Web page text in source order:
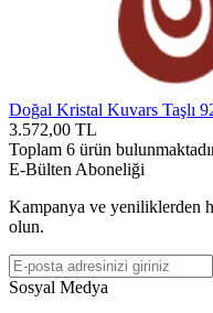
Doğal Kristal Kuvars Taşlı
3.572,00 TL
Toplam 6 ürün
E-Bülten Aboneliği
Kampanya ve yeniliklerden
olun.
Sosyal Medya